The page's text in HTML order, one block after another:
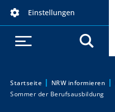
Einstellungen
Sie sind hier:
Startseite NRW informieren
Sommer der Berufsausbildung